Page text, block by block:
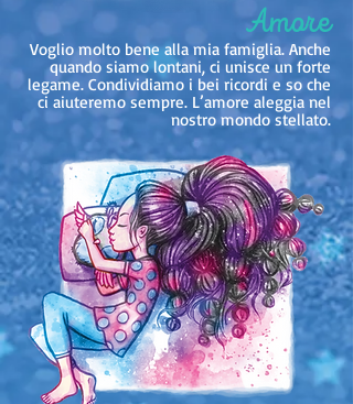
Amore
Voglio molto bene alla mia famiglia. Anche
quando siamo lontani, ci unisce un forte
legame. Condividiamo i bei ricordi e so che
ci aiuteremo sempre. L’amore aleggia nel
nostro mondo stellato.